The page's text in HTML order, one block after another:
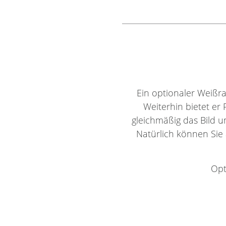
Ein optionaler
Weiterhin bietet er
gleichmäßig das Bild
Natürlich können